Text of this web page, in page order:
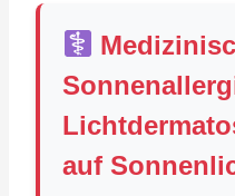
auf